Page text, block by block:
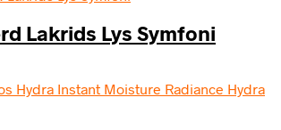
Lakrids Lys Symfoni